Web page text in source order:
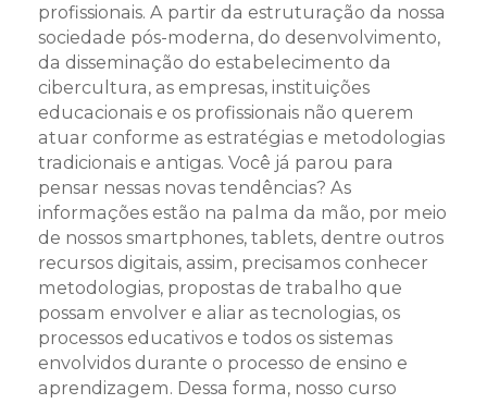
profissionais. A partir da estruturação da nossa
sociedade pós-moderna, do desenvolvimento,
da disseminação do estabelecimento da
cibercultura, as empresas, instituições
educacionais e os profissionais não querem
atuar conforme as estratégias e metodologias
tradicionais e antigas. Você já parou para
pensar nessas novas tendências? As
informações estão na palma da mão, por meio
de nossos smartphones, tablets, dentre outros
recursos digitais, assim, precisamos conhecer
metodologias, propostas de trabalho que
possam envolver e aliar as tecnologias, os
processos educativos e todos os sistemas
envolvidos durante o processo de ensino e
aprendizagem. Dessa forma, nosso curso